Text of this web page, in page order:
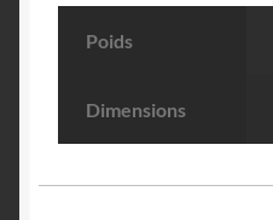
Poids
Dimensions